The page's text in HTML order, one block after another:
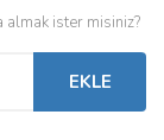
almak ister misiniz?
EKLE